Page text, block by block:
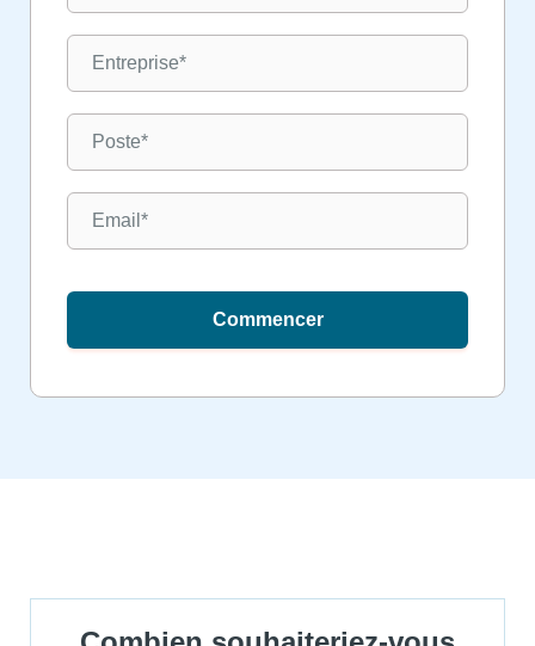
Commencer